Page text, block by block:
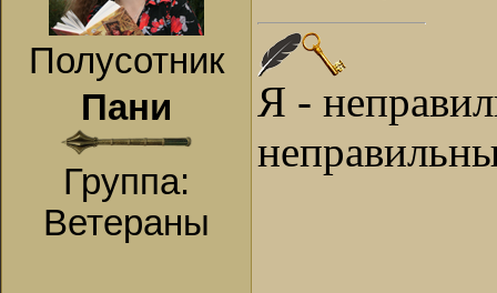
Полусотник
Пани
Группа:
Ветераны
Я -